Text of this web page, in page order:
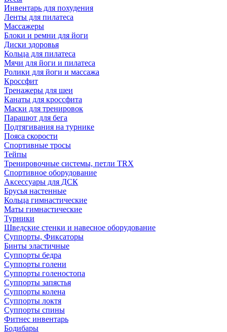
Инвентарь для похудения
Ленты для пилатеса
Массажеры
Блоки и ремни для йоги
Диски здоровья
Кольца для пилатеса
Мячи для йоги и пилатеса
Ролики для йоги и массажа
Кроссфит
Тренажеры для шеи
Канаты для кроссфита
Маски для тренировок
Парашют для бега
Подтягивания на турнике
Пояса скорости
Спортивные тросы
Тейпы
Тренировочные системы, петли TRX
Спортивное оборудование
Аксессуары для ДСК
Брусья настенные
Кольца гимнастические
Маты гимнастические
Турники
Шведские стенки и навесное оборудование
Суппорты, Фиксаторы
Бинты эластичные
Суппорты бедра
Суппорты голени
Суппорты голеностопа
Суппорты запястья
Суппорты колена
Суппорты локтя
Суппорты спины
Фитнес инвентарь
Бодибары